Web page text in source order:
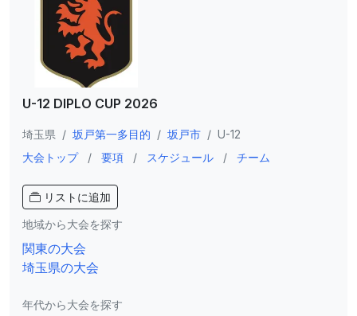
U-12 DIPLO CUP 2026
埼玉県 / 坂戸第一多目的 / 坂戸市 / U-12
大会トップ
/ 要項 / スケジュール / チーム
リストに追加
地域から大会を探す
関東の大会
埼玉県の大会
年代から大会を探す